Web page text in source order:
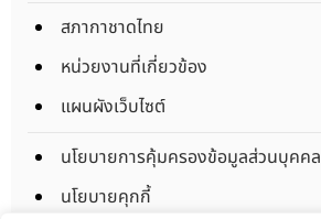
สภากาชาดไทย
หน่วยงานที่เกี่ยวข้อง
แผนผังเว็บไซต์
นโยบายการคุ้มครองข้อมูลส่วนบุคคล
นโยบายคุกกี้